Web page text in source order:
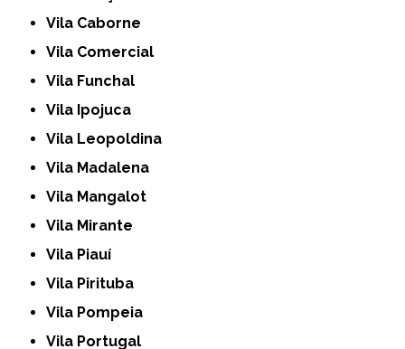
Vila Caborne
Vila Comercial
Vila Funchal
Vila Ipojuca
Vila Leopoldina
Vila Madalena
Vila Mangalot
Vila Mirante
Vila Piauí
Vila Pirituba
Vila Pompeia
Vila Portugal